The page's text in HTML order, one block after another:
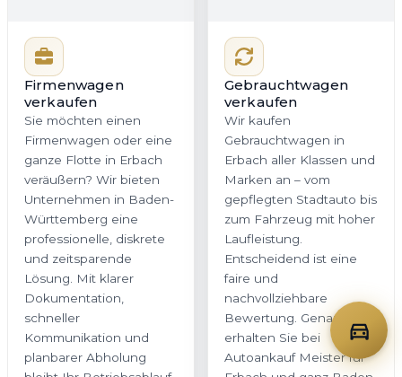
und zeitsparende
Lösung. Mit klarer
Dokumentation,
schneller
Kommunikation und
planbarer Abholung
bleibt Ihr Betriebsablauf
zuverlässig im Takt.
Jetzt Firmenwagen
bewerten
Entscheidend ist eine
faire und
nachvollziehbare
Bewertung. Genau das
erhalten Sie bei
Autoankauf Meister für
Erbach und ganz Baden-
Württemberg – ohne
versteckte
Nachverhandlungen.
Jetzt Gebrauchtwagen
bewerten